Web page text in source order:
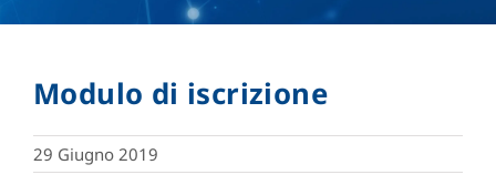
Modulo di iscrizione
29 Giugno 2019